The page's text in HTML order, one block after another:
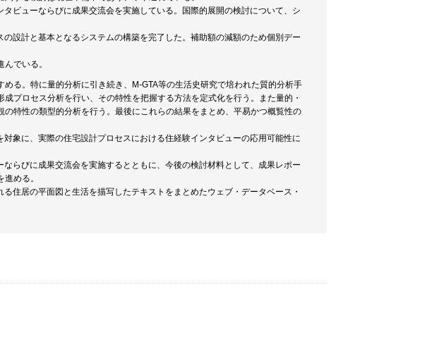
ビューならびに成果交流会を実施している。国際的展開の検討について、シ
設計と基本となるシステムの構築を完了した。補助額の減額のため個別デー
でいる。
る。特に量的分析に引き続き、M-GTA等の生活史研究で培われた質的分析手
プロセス分析を行い、その特性を把握する方法を定式化を行う。また量的・
特性の類型的分析を行う。最後にこれらの結果をまとめ、平易かつ概覧性の
象に、実際の住宅設計プロセスにおける住経験インタビューの応用可能性に
らびに成果交流会を実施するとともに、今後の検討材料として、成果レポー
める。
住居の平面図と生活を描写したテキストをまとめたウェブ・データベース・